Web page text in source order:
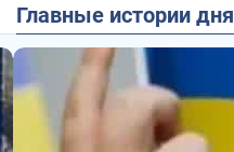
Главные истории дня